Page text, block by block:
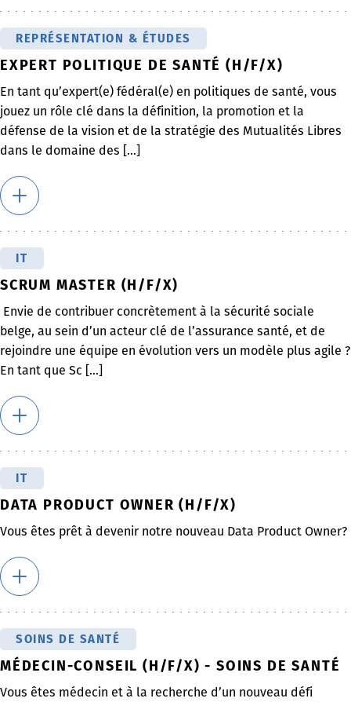
REPRÉSENTATION & ÉTUDES
EXPERT POLITIQUE DE SANTÉ (H/F/X)
En tant qu’expert(e) fédéral(e) en politiques de santé, vous
jouez un rôle clé dans la définition, la promotion et la
défense de la vision et de la stratégie des Mutualités Libres
dans le domaine des [...]
IT
SCRUM MASTER (H/F/X)
Envie de contribuer concrètement à la sécurité sociale
belge, au sein d’un acteur clé de l’assurance santé, et de
rejoindre une équipe en évolution vers un modèle plus agile ?
En tant que Sc [...]
IT
DATA PRODUCT OWNER (H/F/X)
Vous êtes prêt à devenir notre nouveau Data Product Owner?
SOINS DE SANTÉ
MÉDECIN-CONSEIL (H/F/X) - SOINS DE SANTÉ
Vous êtes médecin et à la recherche d’un nouveau défi